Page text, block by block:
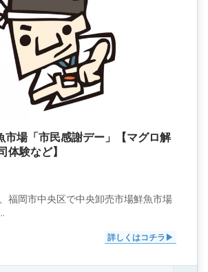
市場「市民感謝デー」【マグロ解
体験など】
福岡市中央区で中央卸売市場鮮魚市場
詳しくはコチラ